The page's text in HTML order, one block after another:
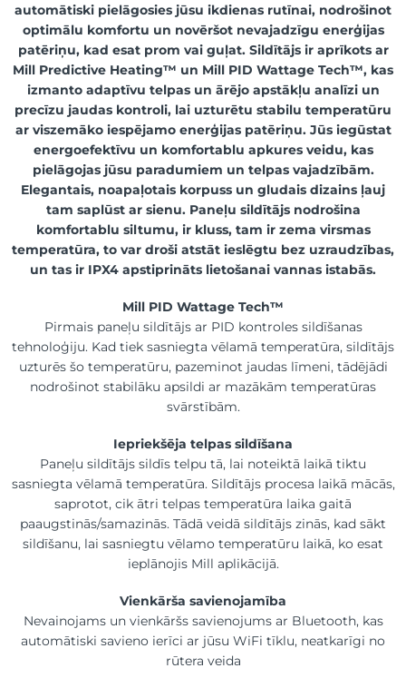
automātiski pielāgosies jūsu ikdienas rutīnai, nodrošinot
optimālu komfortu un novēršot nevajadzīgu enerģijas
patēriņu, kad esat prom vai guļat. Sildītājs ir aprīkots ar
Mill Predictive Heating™ un Mill PID Wattage Tech™, kas
izmanto adaptīvu telpas un ārējo apstākļu analīzi un
precīzu jaudas kontroli, lai uzturētu stabilu temperatūru
ar viszemāko iespējamo enerģijas patēriņu. Jūs iegūstat
energoefektīvu un komfortablu apkures veidu, kas
pielāgojas jūsu paradumiem un telpas vajadzībām.
Elegantais, noapaļotais korpuss un gludais dizains ļauj
tam saplūst ar sienu. Paneļu sildītājs nodrošina
komfortablu siltumu, ir kluss, tam ir zema virsmas
temperatūra, to var droši atstāt ieslēgtu bez uzraudzības,
un tas ir IPX4 apstiprināts lietošanai vannas istabās.
Mill PID Wattage Tech™
Pirmais paneļu sildītājs ar PID kontroles sildīšanas
tehnoloģiju. Kad tiek sasniegta vēlamā temperatūra, sildītājs
uzturēs šo temperatūru, pazeminot jaudas līmeni, tādējādi
nodrošinot stabilāku apsildi ar mazākām temperatūras
svārstībām.
Iepriekšēja telpas sildīšana
Paneļu sildītājs sildīs telpu tā, lai noteiktā laikā tiktu
sasniegta vēlamā temperatūra. Sildītājs procesa laikā mācās,
saprotot, cik ātri telpas temperatūra laika gaitā
paaugstinās/samazinās. Tādā veidā sildītājs zinās, kad sākt
sildīšanu, lai sasniegtu vēlamo temperatūru laikā, ko esat
ieplānojis Mill aplikācijā.
Vienkārša savienojamība
Nevainojams un vienkāršs savienojums ar Bluetooth, kas
automātiski savieno ierīci ar jūsu WiFi tīklu, neatkarīgi no
rūtera veida